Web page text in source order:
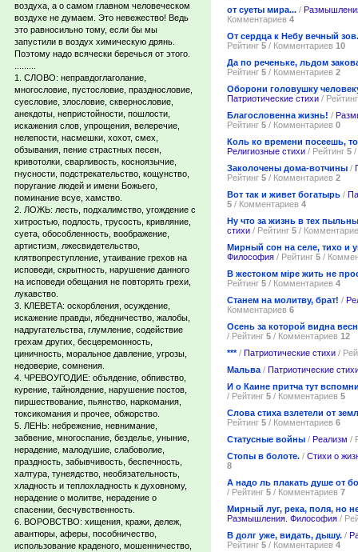
воздуха, а о самом главном человеческом
воздухе не думаем. Это невежество! Ведь
это равносильно тому, если бы мы
запустили в воздух химическую дрянь.
Поэтому надо всячески беречься от этого.
1. СЛОВО: неправдоглаголание,
многословие, пустословие, празднословие,
суесловие, злословие, сквернословие,
анекдоты, непристойности, пошлости,
искажения слов, упрощения, велеречие,
нелепости, насмешки, хохот, смех,
обзывания, пение страстных песен,
кривотолки, сварливость, косноязычие,
гнусности, подстрекательство, кощунство,
поругание людей и имени Божьего,
поминание всуе, хамство.
2. ЛОЖЬ: лесть, подхалимство, угождение с
хитростью, подлость, трусость, кривляние,
суета, обособленность, воображение,
артистизм, лжесвидетельство,
клятвопреступление, утаивание грехов на
исповеди, скрытность, нарушение данного
на исповеди обещания не повторять грехи,
лукавство.
3. КЛЕВЕТА: оскорбления, осуждение,
искажение правды, ябедничество, жалобы,
надругательства, глумление, содействие
грехам других, бесцеремонность,
циничность, моральное давление, угрозы,
недоверие, сомнения.
4. ЧРЕВОУГОДИЕ: объядение, обпивство,
курение, тайноядение, нарушение постов,
пиршествование, пьянство, наркомания,
токсикомания и прочее, обжорство.
5. ЛЕНЬ: небрежение, невнимание,
забвение, многоспание, безделье, уныние,
нерадение, малодушие, слабоволие,
праздность, забывчивость, беспечность,
халтура, тунеядство, необязательность,
хладность и теплохладность к духовному,
нерадение о молитве, нерадение о
спасении, бесчувственность.
6. ВОРОВСТВО: хищения, кражи, дележ,
авантюры, аферы, пособничество,
использование краденого, мошенничество,
от суеты мира... /
Комментариев 4
От сердца к Небу вечный зов.
Рейтинг 5 / Комментариев 10
Да по реченьке, льдом
Рейтинг 5 / Комментариев 2
Оборони головушку
Патриотические стихи /
Благословенна жизнь! /
Рейтинг 5 / Комментариев 0
Коль ко времени посеешь,
Религиозные стихи / Рейтинг 5 /
Заколочены дома-вотчины /
Рейтинг 5 / Комментариев 2
Вот так и живет богатырь /
5 / Комментариев 4
Ну что за жизнь в тех
стихи / Рейтинг 5 /
Мирный сон на селе, тихо и
Философия / Рейтинг 5 /
В жестоком мiре жить не
Рейтинг 5 / Комментариев 4
Станем на молитву, брат! /
Комментариев 6
Осень за которой видна
/ Рейтинг 5 / Комментариев 12
***/ Патриотические стихи /
Мальва / Патриотические
И о Каине притча тут
/ Рейтинг 5 / Комментариев 5
Слова стиха взлетели от
Рейтинг 5 / Комментариев 6
Статусные войны / Реализм /
Стопы в болоте. / Стихи о
8
А надо ль плакать душе от
/ Рейтинг 5 / Комментариев 7
Мирный луг, река, поля, но
Размышления. Философия /
В долг уже, видать, дышу. /
Рейтинг 5 / Комментариев 4